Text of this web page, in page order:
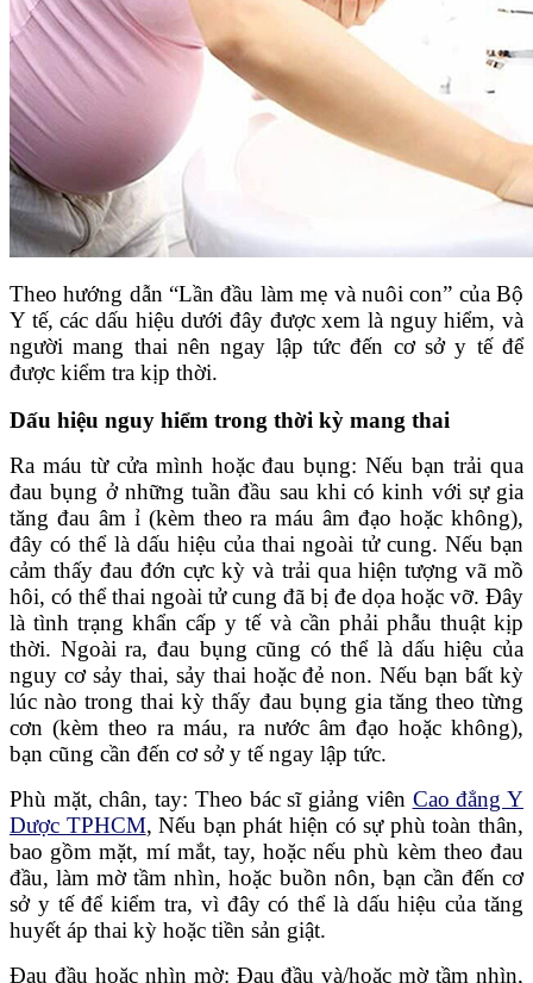
Theo hướng dẫn “Lần đầu làm mẹ và nuôi con” của Bộ
Y tế, các dấu hiệu dưới đây được xem là nguy hiểm, và
người mang thai nên ngay lập tức đến cơ sở y tế để
được kiểm tra kịp thời.
Dấu hiệu nguy hiểm trong thời kỳ mang thai
Ra máu từ cửa mình hoặc đau bụng: Nếu bạn trải qua
đau bụng ở những tuần đầu sau khi có kinh với sự gia
tăng đau âm ỉ (kèm theo ra máu âm đạo hoặc không),
đây có thể là dấu hiệu của thai ngoài tử cung. Nếu bạn
cảm thấy đau đớn cực kỳ và trải qua hiện tượng vã mồ
hôi, có thể thai ngoài tử cung đã bị đe dọa hoặc vỡ. Đây
là tình trạng khẩn cấp y tế và cần phải phẫu thuật kịp
thời. Ngoài ra, đau bụng cũng có thể là dấu hiệu của
nguy cơ sảy thai, sảy thai hoặc đẻ non. Nếu bạn bất kỳ
lúc nào trong thai kỳ thấy đau bụng gia tăng theo từng
cơn (kèm theo ra máu, ra nước âm đạo hoặc không),
bạn cũng cần đến cơ sở y tế ngay lập tức.
Phù mặt, chân, tay: Theo bác sĩ giảng viên Cao đẳng Y
Dược TPHCM, Nếu bạn phát hiện có sự phù toàn thân,
bao gồm mặt, mí mắt, tay, hoặc nếu phù kèm theo đau
đầu, làm mờ tầm nhìn, hoặc buồn nôn, bạn cần đến cơ
sở y tế để kiểm tra, vì đây có thể là dấu hiệu của tăng
huyết áp thai kỳ hoặc tiền sản giật.
Đau đầu hoặc nhìn mờ: Đau đầu và/hoặc mờ tầm nhìn,